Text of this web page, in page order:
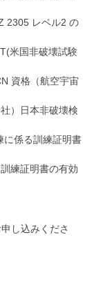
レベル2 の
国非破壊試験
格（航空宇宙
）日本非破壊検
係る訓練証明書
証明書の有効
し込みくださ